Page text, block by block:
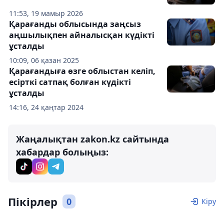
11:53, 19 мамыр 2026
10:09, 06 қазан 2025
Қарағанды облысында заңсыз
аңшылықпен айналысқан күдікті
ұсталды
14:16, 24 қаңтар 2024
Қарағандыға өзге облыстан келіп,
есірткі сатпақ болған күдікті
ұсталды
Жаңалықтан zakon.kz сайтында
хабардар болыңыз:
Пікірлер 0 Кіру